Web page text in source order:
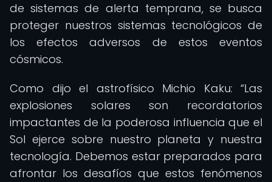
de sistemas de alerta temprana, se busca
proteger nuestros sistemas tecnológicos de
los efectos adversos de estos eventos
cósmicos.
Como dijo el astrofísico Michio Kaku:
Las
explosiones solares son recordatorios
impactantes de la poderosa influencia que el
Sol ejerce sobre nuestro planeta y nuestra
tecnología. Debemos estar preparados para
afrontar los desafíos que estos fenómenos